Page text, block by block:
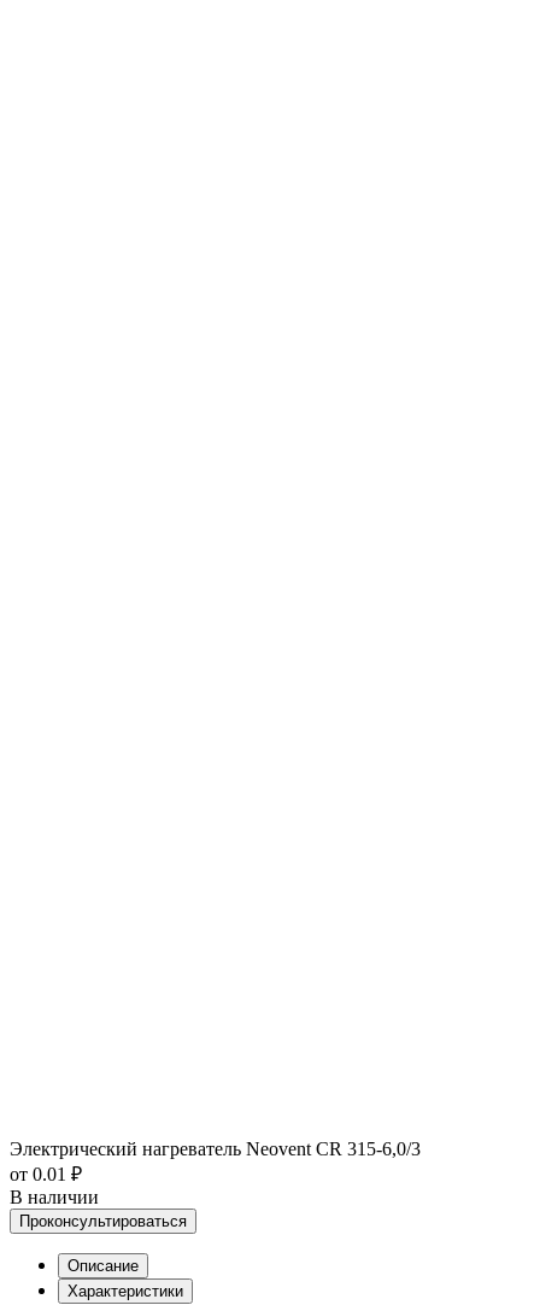
Электрический нагреватель Neovent CR 315-6,0/3
от 0.01 ₽
В наличии
Проконсультироваться
Описание
Характеристики